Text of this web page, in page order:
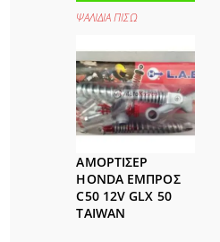
ΨΑΛΙΔΙΑ ΠΙΣΩ
ΑΜΟΡΤΙΣΕΡ
HONDA ΕΜΠΡΟΣ
C50 12V GLX 50
TAIWAN